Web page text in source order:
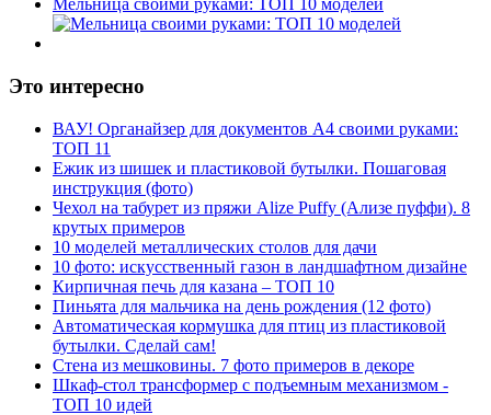
Мельница своими руками: ТОП 10 моделей
Это интересно
ВАУ! Органайзер для документов А4 своими руками:
ТОП 11
Ежик из шишек и пластиковой бутылки. Пошаговая
инструкция (фото)
Чехол на табурет из пряжи Alize Puffy (Ализе пуффи). 8
крутых примеров
10 моделей металлических столов для дачи
10 фото: искусственный газон в ландшафтном дизайне
Кирпичная печь для казана – ТОП 10
Пиньята для мальчика на день рождения (12 фото)
Автоматическая кормушка для птиц из пластиковой
бутылки. Сделай сам!
Стена из мешковины. 7 фото примеров в декоре
Шкаф-стол трансформер с подъемным механизмом -
ТОП 10 идей